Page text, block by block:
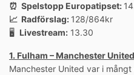
⏰ Spelstopp Europatipset:
📈 Radförslag: 128/864kr
🖥 Livestream: 13.30
1. Fulham – Manchester
Manchester United var i